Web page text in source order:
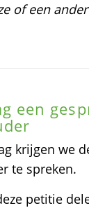
of een
een
krijgen we
te spreken.
petitie